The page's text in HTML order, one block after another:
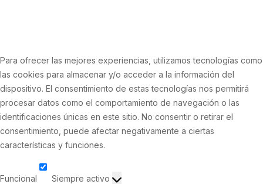
Para ofrecer las mejores experiencias, utilizamos tecnologías como
las cookies para almacenar y/o acceder a la información del
dispositivo. El consentimiento de estas tecnologías nos permitirá
procesar datos como el comportamiento de navegación o las
identificaciones únicas en este sitio. No consentir o retirar el
consentimiento, puede afectar negativamente a ciertas
características y funciones.
Funcional Siempre activo